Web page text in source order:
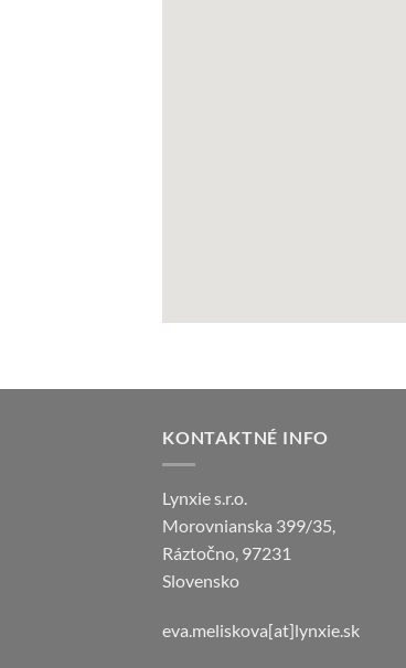
KONTAKTNÉ INFO
Lynxie s.r.o.
Morovnianska 399/35,
Ráztočno, 97231
Slovensko
eva.meliskova[at]lynxie.sk